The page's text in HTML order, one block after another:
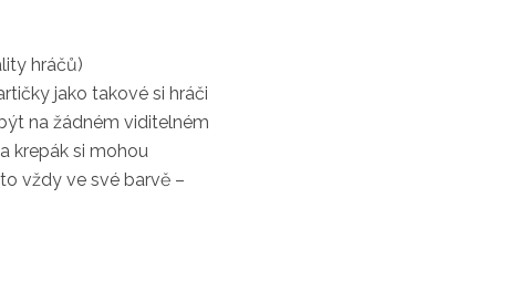
hráčů)
jako takové si hráči
na žádném viditelném
krepák si mohou
vždy ve své barvě –